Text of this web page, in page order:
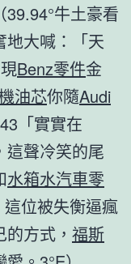
牛土豪看
地大喊：「天
Benz零件金
油芯你隨Audi
「實實在
這聲冷笑的尾
水箱水汽車零
這位被失衡逼瘋
方式， 福斯